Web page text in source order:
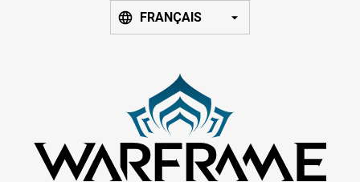
FRANÇAIS